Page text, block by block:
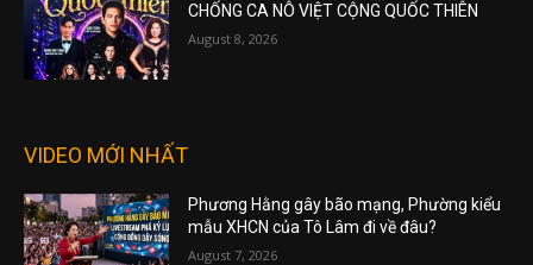
CHỐNG CA NÔ VIỆT CỘNG QUỐC THIÊN
August 8, 2026
VIDEO MỚI NHẤT
Phương Hằng gây bão mạng, Phường kiểu
mẫu XHCN của Tô Lâm đi về đâu?
August 7, 2026